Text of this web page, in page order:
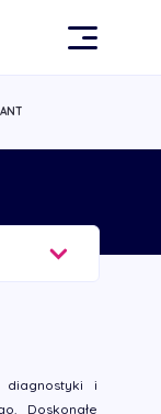
i
Doskonałe